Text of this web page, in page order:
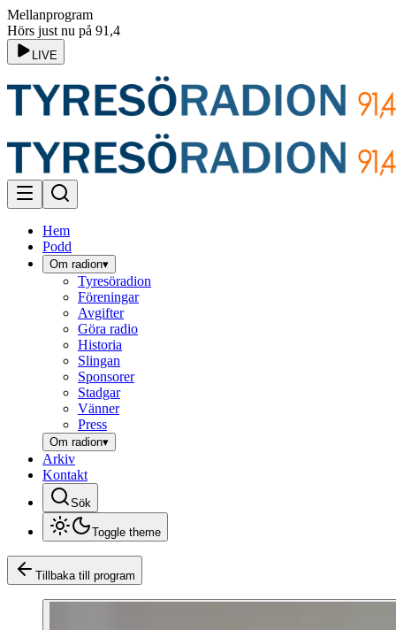
Mellanprogram
Hörs just nu på 91,4
LIVE
Hem
Podd
Om radion▾
Tyresöradion
Föreningar
Avgifter
Göra radio
Historia
Slingan
Sponsorer
Stadgar
Vänner
Press
Om radion▾
Arkiv
Kontakt
Sök
Toggle theme
Tillbaka till program